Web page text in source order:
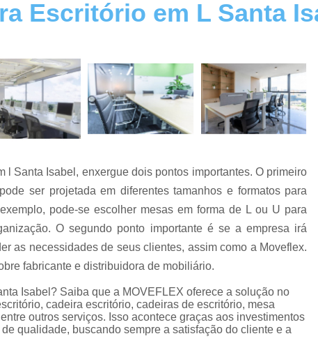
Cadeira Escritório Giratória
Cadeira Escritório na Zona Sul
Cadeira
Cadeiras de Escritório
Cadeiras de
Cadeiras Escritório
Cadeiras para
Conserto de Cadeira
Conserto de
Conserto de Cadeiras de Madeira
Conserto
Conserto de Poltrona Reclinável
Reforma de Cadeira de Escritório
Reforma
Estação de Escritório
Estação de Escritório
Estação de Escritório na Zona Lest
Estação de Escritório na Zona Oeste
Estação de Escritório no Centro de Sp
Escritório em L Santa
l Santa Isabel, enxergue dois pontos importantes. O primeiro
ser projetada em diferentes tamanhos e formatos para
pode-se escolher mesas em forma de L ou U para
O segundo ponto importante é se a empresa irá
as necessidades de seus clientes, assim como a Moveflex.
fabricante e distribuidora de mobiliário.
Isabel? Saiba que a MOVEFLEX oferece a solução no
cadeira escritório, cadeiras de escritório, mesa
outros serviços. Isso acontece graças aos investimentos
qualidade, buscando sempre a satisfação do cliente e a